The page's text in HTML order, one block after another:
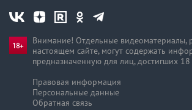
Внимание! Отдельные видеоматериалы,
настоящем сайте, могут содержать
предназначен­ную для лиц, достигших 18
Правовая информация
Персональные данные
Обратная связь